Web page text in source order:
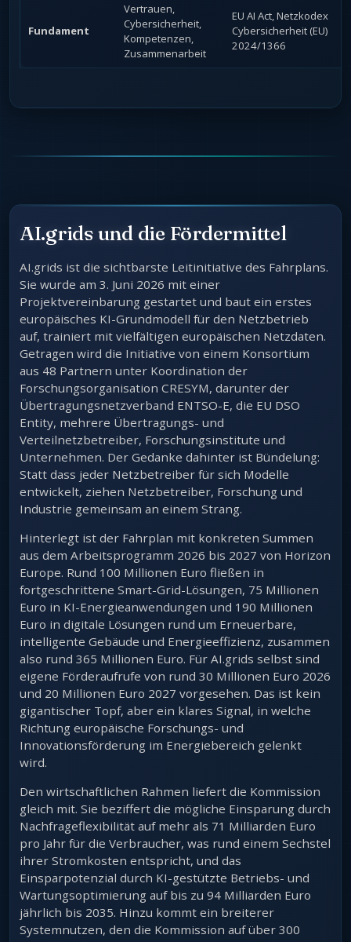
Fundament
Vertrauen,
Cybersicherheit,
Kompetenzen,
Zusammenarbeit
EU AI Act, Netzkodex
Cybersicherheit (EU)
2024/1366
AI.grids und die Fördermittel
AI.grids ist die sichtbarste Leitinitiative des Fahrplans.
Sie wurde am 3. Juni 2026 mit einer
Projektvereinbarung gestartet und baut ein erstes
europäisches KI-Grundmodell für den Netzbetrieb
auf, trainiert mit vielfältigen europäischen Netzdaten.
Getragen wird die Initiative von einem Konsortium
aus 48 Partnern unter Koordination der
Forschungsorganisation CRESYM, darunter der
Übertragungsnetzverband ENTSO-E, die EU DSO
Entity, mehrere Übertragungs- und
Verteilnetzbetreiber, Forschungsinstitute und
Unternehmen. Der Gedanke dahinter ist Bündelung:
Statt dass jeder Netzbetreiber für sich Modelle
entwickelt, ziehen Netzbetreiber, Forschung und
Industrie gemeinsam an einem Strang.
Hinterlegt ist der Fahrplan mit konkreten Summen
aus dem Arbeitsprogramm 2026 bis 2027 von Horizon
Europe. Rund 100 Millionen Euro fließen in
fortgeschrittene Smart-Grid-Lösungen, 75 Millionen
Euro in KI-Energieanwendungen und 190 Millionen
Euro in digitale Lösungen rund um Erneuerbare,
intelligente Gebäude und Energieeffizienz, zusammen
also rund 365 Millionen Euro. Für AI.grids selbst sind
eigene Förderaufrufe von rund 30 Millionen Euro 2026
und 20 Millionen Euro 2027 vorgesehen. Das ist kein
gigantischer Topf, aber ein klares Signal, in welche
Richtung europäische Forschungs- und
Innovationsförderung im Energiebereich gelenkt
wird.
Den wirtschaftlichen Rahmen liefert die Kommission
gleich mit. Sie beziffert die mögliche Einsparung durch
Nachfrageflexibilität auf mehr als 71 Milliarden Euro
pro Jahr für die Verbraucher, was rund einem Sechstel
ihrer Stromkosten entspricht, und das
Einsparpotenzial durch KI-gestützte Betriebs- und
Wartungsoptimierung auf bis zu 94 Milliarden Euro
jährlich bis 2035. Hinzu kommt ein breiterer
Systemnutzen, den die Kommission auf über 300